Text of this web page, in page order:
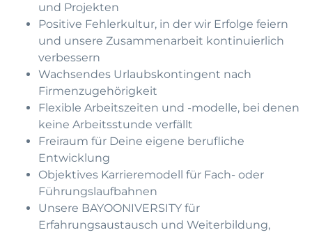
und Projekten
Positive Fehlerkultur, in der wir Erfolge feiern
und unsere Zusammenarbeit kontinuierlich
verbessern
Wachsendes Urlaubskontingent nach
Firmenzugehörigkeit
Flexible Arbeitszeiten und -modelle, bei denen
keine Arbeitsstunde verfällt
Freiraum für Deine eigene berufliche
Entwicklung
Objektives Karrieremodell für Fach- oder
Führungslaufbahnen
Unsere BAYOONIVERSITY für
Erfahrungsaustausch und Weiterbildung,